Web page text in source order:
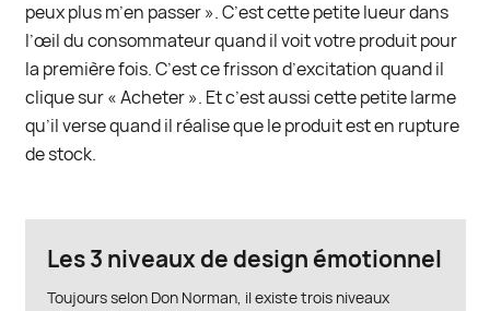
peux plus m’en passer ». C’est cette petite lueur dans
l’œil du consommateur quand il voit votre produit pour
la première fois. C’est ce frisson d’excitation quand il
clique sur « Acheter ». Et c’est aussi cette petite larme
qu’il verse quand il réalise que le produit est en rupture
de stock.
Les 3 niveaux de design émotionnel
Toujours selon Don Norman, il existe trois niveaux